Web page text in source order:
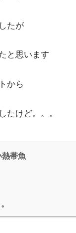
たが
と思います
から
たけど。。。
帯魚